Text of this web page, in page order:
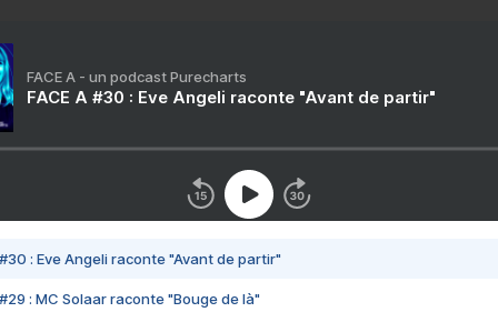
FACE A - un podcast Purecharts
FACE A #30 : Eve Angeli raconte "Avant de partir"
#30 : Eve Angeli raconte "Avant de partir"
#29 : MC Solaar raconte "Bouge de là"